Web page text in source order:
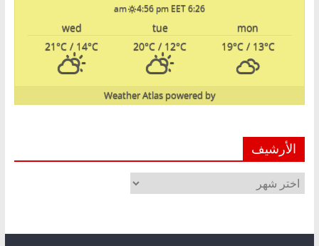
6:26 am
4:56 pm EET
mon
tue
wed
19°C/ 13°C
20°C / 12°C
21°C / 14°C
powered by
Weather Atlas
الأرشيف
الأرشيف